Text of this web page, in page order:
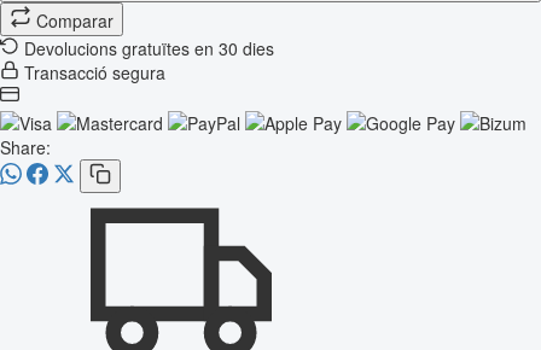
Comparar
Devolucions gratuïtes en 30 dies
Transacció segura
Share: